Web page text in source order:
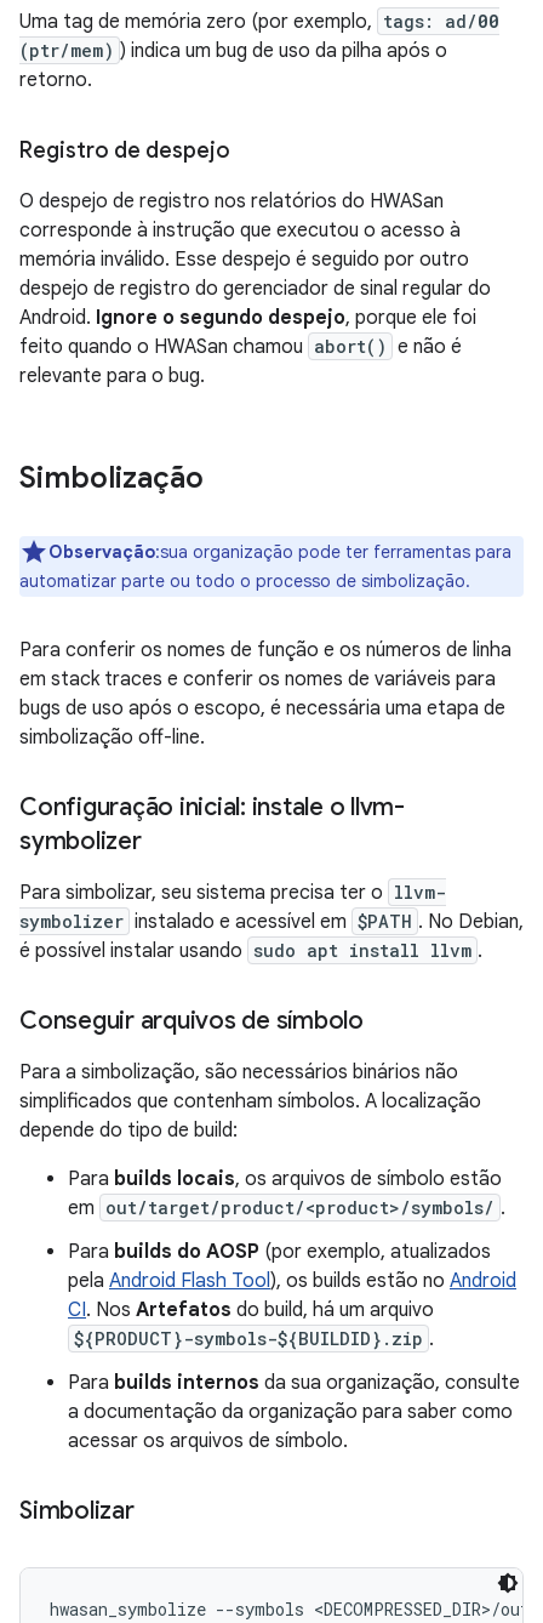
Uma tag de memória zero (por exemplo, tags: ad/00
(ptr/mem) ) indica um bug de uso da pilha após o
retorno.
Registro de despejo
O despejo de registro nos relatórios do HWASan
corresponde à instrução que executou o acesso à
memória inválido. Esse despejo é seguido por outro
despejo de registro do gerenciador de sinal regular do
Android. Ignore o segundo despejo, porque ele foi
feito quando o HWASan chamou abort() e não é
relevante para o bug.
Simbolização
Observação:sua organização pode ter ferramentas para
automatizar parte ou todo o processo de simbolização.
Para conferir os nomes de função e os números de linha
em stack traces e conferir os nomes de variáveis para
bugs de uso após o escopo, é necessária uma etapa de
simbolização off-line.
Configuração inicial: instale o llvm-
symbolizer
Para simbolizar, seu sistema precisa ter o llvm-
symbolizer instalado e acessível em $PATH . No Debian,
é possível instalar usando sudo apt install llvm .
Conseguir arquivos de símbolo
Para a simbolização, são necessários binários não
simplificados que contenham símbolos. A localização
depende do tipo de build:
Para builds locais, os arquivos de símbolo estão
em out/target/product/<product>/symbols/ .
Para builds do AOSP (por exemplo, atualizados
pela Android Flash Tool), os builds estão no Android
CI. Nos Artefatos do build, há um arquivo
${PRODUCT}-symbols-${BUILDID}.zip .
Para builds internos da sua organização, consulte
a documentação da organização para saber como
acessar os arquivos de símbolo.
Simbolizar
hwasan_symbolize --symbols